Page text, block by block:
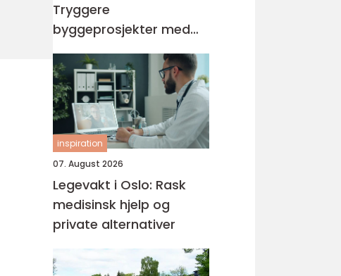
Tryggere
byggeprosjekter med
vibrasjonsmåling
inspiration
07. August 2026
Legevakt i Oslo: Rask
medisinsk hjelp og
private alternativer